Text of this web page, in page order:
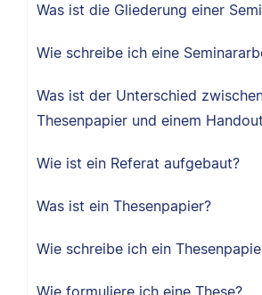
Was ist die Gliederung einer
Wie schreibe ich eine
Was ist der Unterschied
Thesenpapier und einem
Wie ist ein Referat aufgebaut?
Was ist ein Thesenpapier?
Wie schreibe ich ein
Wie formuliere ich eine These?